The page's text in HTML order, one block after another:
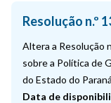
Resolução n.º
Altera a Resolução
sobre a Política de
do Estado do
Data de